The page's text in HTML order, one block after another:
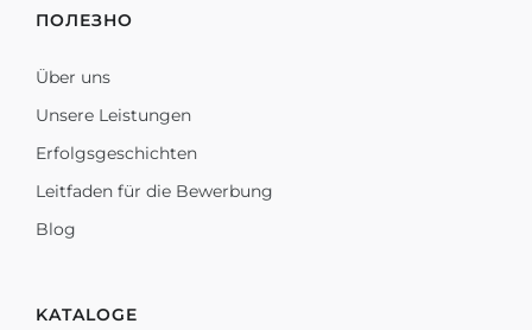
ПОЛЕЗНО
Über uns
Unsere Leistungen
Erfolgsgeschichten
Leitfaden für die Bewerbung
Blog
KATALOGE